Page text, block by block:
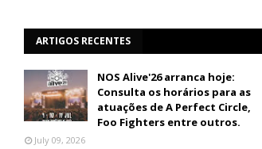
ARTIGOS RECENTES
NOS Alive'26 arranca hoje:
Consulta os horários para as
atuações de A Perfect Circle,
Foo Fighters entre outros.
July 09, 2026